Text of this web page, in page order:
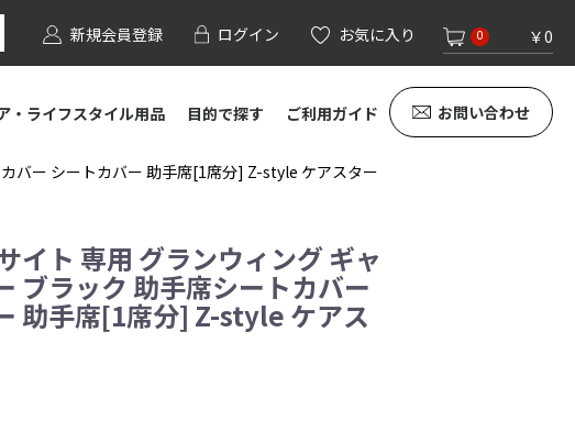
新規会員登録 ログイン お気に入り 0 ￥0
・ライフスタイル用品 目的で探す ご利用ガイド お問い合わせ
バー シートカバー 助手席[1席分] Z-style ケアスター
イト 専用 グランウィング ギャ
ブラック 助手席シートカバー
助手席[1席分] Z-style ケアス